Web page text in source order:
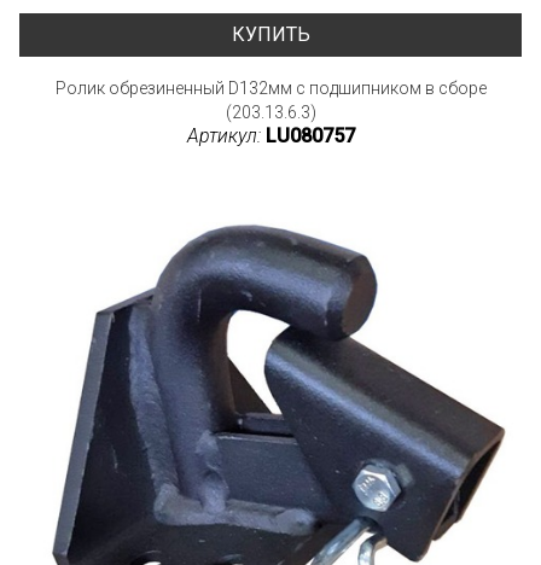
КУПИТЬ
Ролик обрезиненный D132мм с подшипником в сборе
(203.13.6.3)
Артикул: LU080757